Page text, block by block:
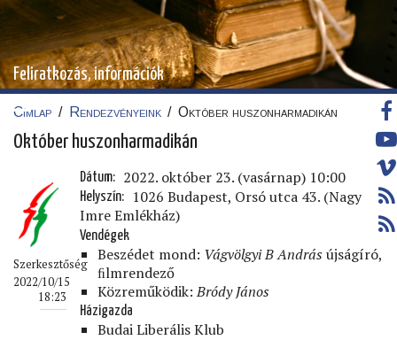
Feliratkozás, információk
Címlap / Rendezvényeink / Október huszonharmadikán
Október huszonharmadikán
Szerkesztőség
2022/10/15
18:23
Dátum 2022. október 23. (vasárnap) 10:00
Helyszín
1026 Budapest, Orsó utca 43. (Nagy
Imre Emlékház)
Vendégek
Beszédet mond: Vágvölgyi B András újságíró,
ﬁlmrendező
Közreműködik:Bródy János
Házigazda
Budai Liberális Klub